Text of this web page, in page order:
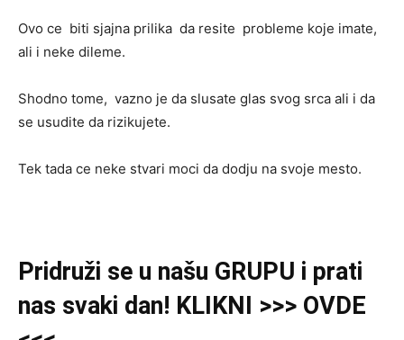
Ovo ce biti sjajna prilika da resite probleme koje imate,
ali i neke dileme.
Shodno tome, vazno je da slusate glas svog srca ali i da
se usudite da rizikujete.
Tek tada ce neke stvari moci da dodju na svoje mesto.
Pridruži se u našu GRUPU i prati
nas svaki dan! KLIKNI >>> OVDE